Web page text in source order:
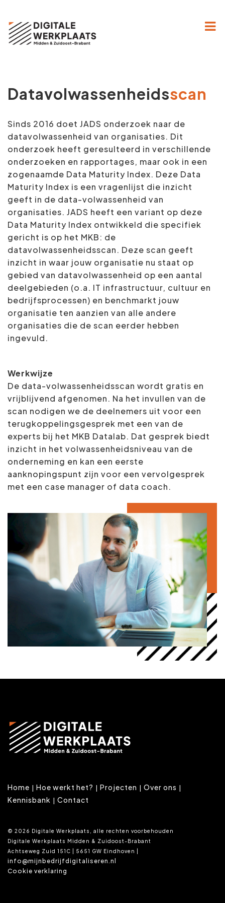
Projecten
Over ons
Kennisbank
Contact
Datavolwassenheidsscan
Sinds 2016 doet JADS onderzoek naar de
datavolwassenheid van organisaties. Dit
onderzoek heeft geresulteerd in verschillende
onderzoeken en rapportages, maar ook in een
zogenaamde Data Maturity Index. Deze Data
Maturity Index is een vragenlijst die inzicht
geeft in de data-volwassenheid van
organisaties. JADS heeft een variant op deze
Data Maturity Index ontwikkeld die specifiek
gericht is op het MKB: de
datavolwassenheidsscan. Deze scan geeft
inzicht in waar jouw organisatie nu staat op
gebied van datavolwassenheid op een aantal
deelgebieden (o.a. IT infrastructuur, cultuur en
bedrijfsprocessen) en benchmarkt jouw
organisatie ten aanzien van alle andere
organisaties die de scan eerder hebben
ingevuld.
Werkwijze
De data-volwassenheidsscan wordt gratis en
vrijblijvend afgenomen. Na het invullen van de
scan nodigen we de deelnemers uit voor een
terugkoppelingsgesprek met een van de
experts bij het MKB Datalab. Dat gesprek biedt
inzicht in het volwassenheidsniveau van de
onderneming en kan een eerste
aanknopingspunt zijn voor een vervolgesprek
met een case manager of data coach.
Home Hoe werkt het? Projecten
Over ons
Kennisbank
Contact
© 2026 Digitale Werkplaats, alle rechten voorbehouden
Digitale Werkplaats Midden & Zuidoost-Brabant
Achtseweg Zuid 151C | 5651 GW Eindhoven |
info@mijnbedrijfdigitaliseren.nl
Cookie verklaring